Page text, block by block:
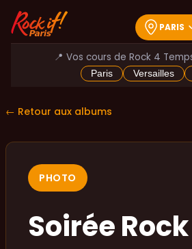
PARIS
📍 Vos cours de Rock 4
Paris Versailles
← Retour aux albums
PHOTO
Soirée